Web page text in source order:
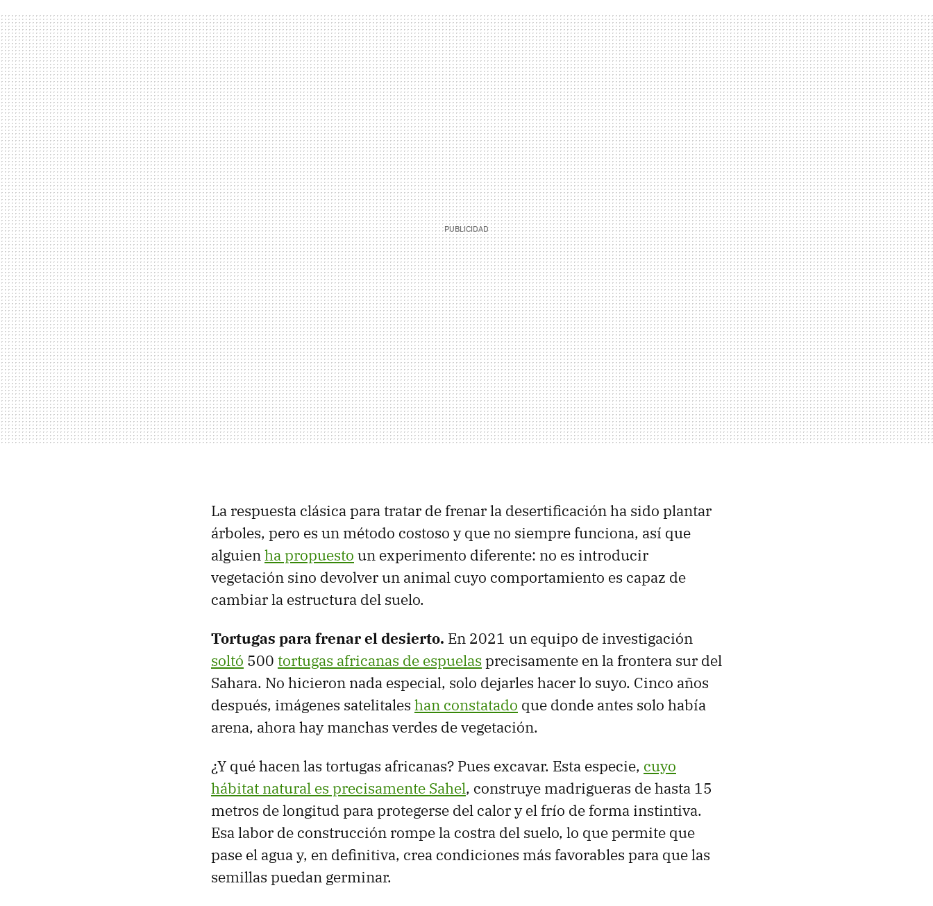
La respuesta clásica para tratar de frenar la desertificación ha sido plantar
árboles, pero es un método costoso y que no siempre funciona, así que
alguienha propuesto un experimento diferente: no es introducir
vegetación sino devolver un animal cuyo comportamiento es capaz de
cambiar la estructura del suelo.
Tortugas para frenar el desierto. En 2021 un equipo de investigación
soltó 500 tortugas africanas de espuelas precisamente en la frontera sur del
Sahara. No hicieron nada especial, solo dejarles hacer lo suyo. Cinco años
después, imágenes satelitales han constatado que donde antes solo había
arena, ahora hay manchas verdes de vegetación.
¿Y qué hacen las tortugas africanas? Pues excavar. Esta especie, cuyo
hábitat natural es precisamente Sahel, construye madrigueras de hasta 15
metros de longitud para protegerse del calor y el frío de forma instintiva.
Esa labor de construcción rompe la costra del suelo, lo que permite que
pase el agua y, en definitiva, crea condiciones más favorables para que las
semillas puedan germinar.